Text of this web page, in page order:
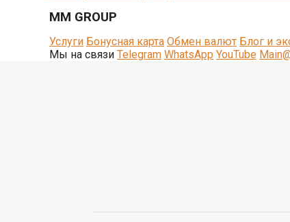
MM GROUP
Услуги Бонусная карта Обмен валют Блог и
Мы на связи Telegram WhatsApp YouTube